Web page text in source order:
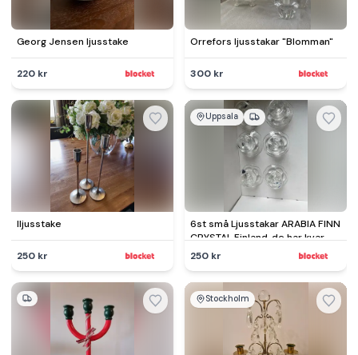
Georg Jensen ljusstake
220 kr
Orrefors ljusstakar "Blomman"
300 kr
lljusstake
250 kr
Uppsala
6st små Ljusstakar ARABIA FINN
CRYSTAL Finland, de har kvar
etikettmärkningen.
250 kr
Stockholm